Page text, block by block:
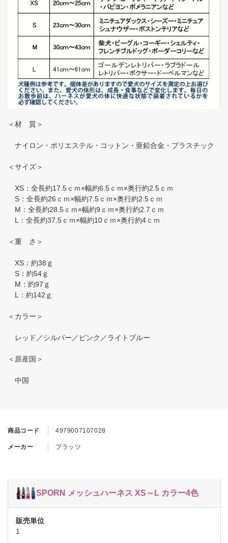
商品コード 4979007107028
メーカー プラッツ
SPORN メッシュハーネス XS～L カラー4色
1
＜材 質＞
ナイロン・ポリエステル・コットン・亜鉛合金・プラスチック
＜サイズ＞
XS：全長約17.5ｃｍ×幅約6.5ｃｍ×奥行約2.5ｃｍ
S：全長約26ｃｍ×幅約7.5ｃｍ×奥行約2.5ｃｍ
M：全長約28.5ｃｍ×幅約9ｃｍ×奥行約2.7ｃｍ
L：全長約37.5ｃｍ×幅約10ｃｍ×奥行約4ｃｍ
＜重 さ＞
XS：約38ｇ
S：約54ｇ
M：約97ｇ
L：約142ｇ
＜カラー＞
レッド／シルバー／ピンク／ライトブルー
＜原産国＞
中国